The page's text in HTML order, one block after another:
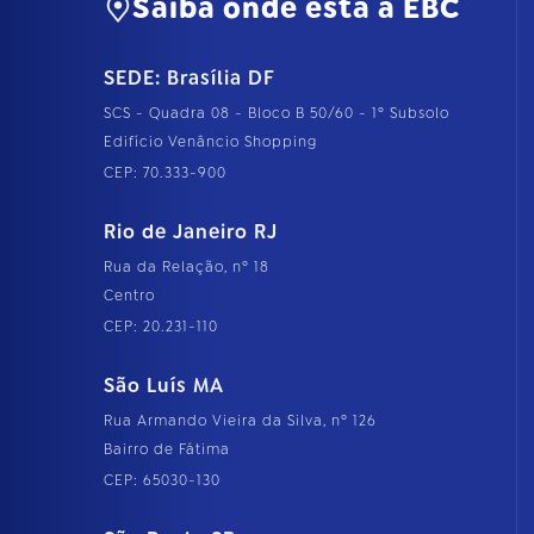
Saiba onde está a EBC
SEDE: Brasília DF
SCS - Quadra 08 - Bloco B 50/60 - 1º Subsolo
Edifício Venâncio Shopping
CEP: 70.333-900
Rio de Janeiro RJ
Rua da Relação, nº 18
Centro
CEP: 20.231-110
São Luís MA
Rua Armando Vieira da Silva, nº 126
Bairro de Fátima
CEP: 65030-130